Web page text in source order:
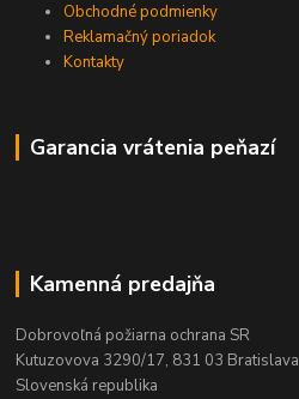
Obchodné podmienky
Reklamačný poriadok
Kontakty
Garancia vrátenia peňazí
Kamenná predajňa
Dobrovoľná požiarna ochrana SR
Kutuzovova 3290/17, 831 03 Bratislava
Slovenská republika